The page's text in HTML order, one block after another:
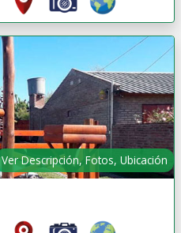
Ver Descripción, Fotos, Ubicación